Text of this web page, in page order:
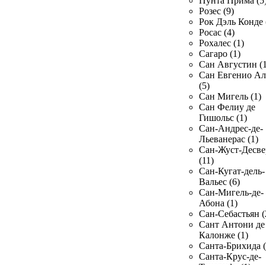
Розес (9)
Рок Дэль Конде
Росас (4)
Рохалес (1)
Сагаро (1)
Сан Августин
Сан Евгенио
(5)
Сан Мигель (1)
Сан Фелиу де
Гишольс (1)
Сан-Андрес-де-
Льеванерас (1)
Сан-Жуст-
(11)
Сан-Кугат-дель-
Вальес (6)
Сан-Мигель-де-
Абона (1)
Сан-Себастьян
Сант Антони де
Калонже (1)
Санта-Брихида
Санта-Крус-де-